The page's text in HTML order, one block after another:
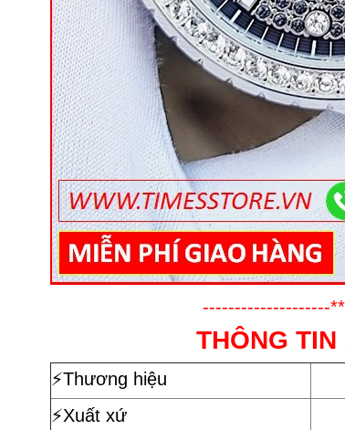
--------------------
THÔNG
⚡️Thương hiệu
⚡️Xuất xứ